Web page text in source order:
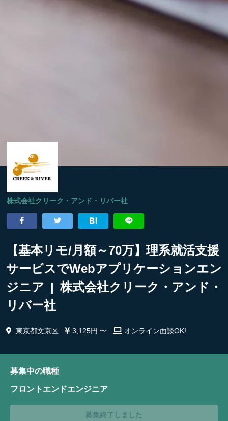
株式会社クリーク・アンド・リバー社
【基本リモ/月額～70万】理系就活支援
サービスでWebアプリケーションエン
ジニア | 株式会社クリーク・アンド・
リバー社
東京都文京区 3,125円 〜 オンライン面談OK!
募集中の職種
フロントエンドエンジニア
募集終了しました